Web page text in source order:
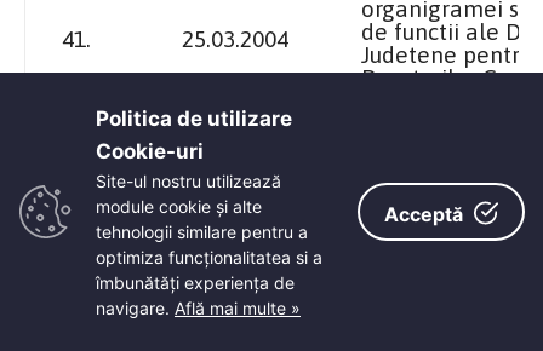
41. 25.03.2004
organigramei si
de functii ale
Judetene pentru
Drepturilor
25.03.2004
Se aproba
Politica de utilizare
Cookie-uri‎
Site-ul nostru utilizează
module cookie și alte
tehnologii similare pentru a
optimiza funcţionalitatea si a
îmbunătăţi experienţa de
navigare. Află mai multe »
Acceptă